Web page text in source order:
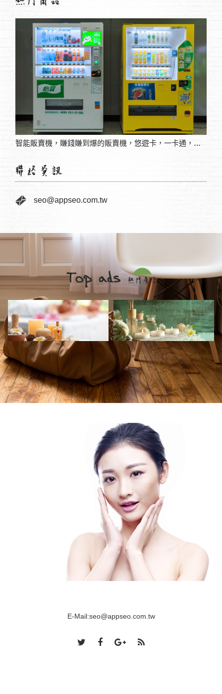
智能販賣機，賺錢賺到爆的販賣機，悠遊卡，一卡通，行動支付
seo@appseo.com.tw
E-Mail:seo@appseo.com.tw